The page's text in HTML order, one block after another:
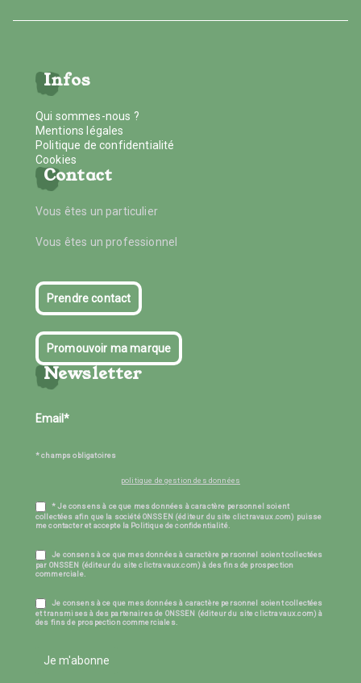
Infos
Qui sommes-nous ?
Mentions légales
Politique de confidentialité
Cookies
Contact
Vous êtes un particulier
Vous êtes un professionnel
Prendre contact
Promouvoir ma marque
Newsletter
* champs obligatoires
politique de gestion des données
* Je consens à ce que mes données à caractère personnel soient
collectées afin que la société ONSSEN (éditeur du site clictravaux.com) puisse
me contacter et accepte la Politique de confidentialité.
Je consens à ce que mes données à caractère personnel soient collectées
par ONSSEN (éditeur du site clictravaux.com) à des fins de prospection
commerciale.
Je consens à ce que mes données à caractère personnel soient collectées
et transmises à des partenaires de ONSSEN (éditeur du site clictravaux.com) à
des fins de prospection commerciales.
Je m'abonne